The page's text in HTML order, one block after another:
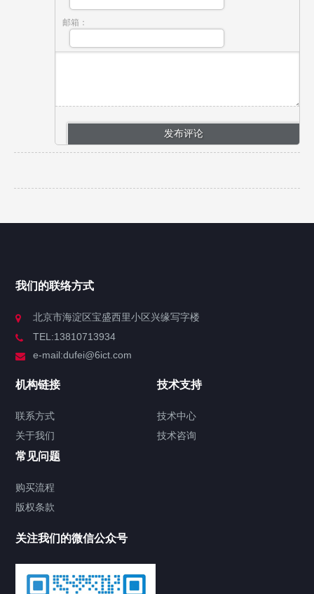
邮箱：
我们的联络方式
北京市海淀区宝盛西里小区兴缘写字楼
TEL:13810713934
e-mail:dufei@6ict.com
机构链接
联系方式
关于我们
技术支持
技术中心
技术咨询
常见问题
购买流程
版权条款
关注我们的微信公众号